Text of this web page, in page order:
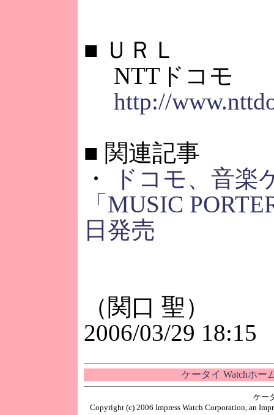
■ ＵＲＬ
NTTドコモ
http://
■ 関連記事
・
ドコモ、音楽
「MUSIC
日発売
（関口 聖）
2006/03/29 18:15
ケータイ Watchホー
ケー
Copyright (c) 2006 Impress Watch Corporation, an